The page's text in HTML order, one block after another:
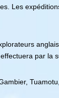
Les
par la